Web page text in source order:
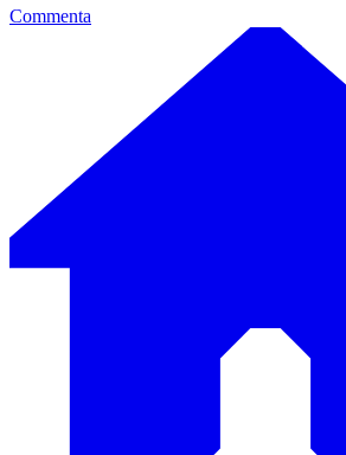
Commenta